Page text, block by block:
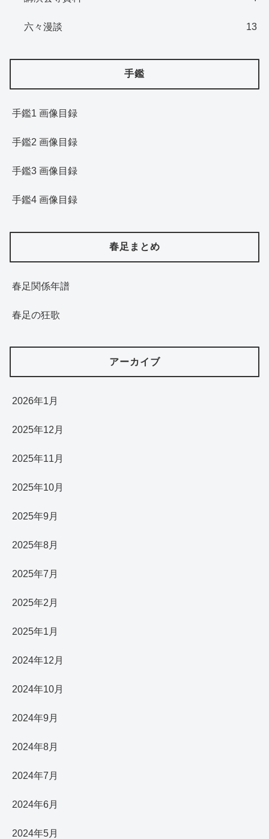
六々漫談 13
手鑑
手鑑1 画像目録
手鑑2 画像目録
手鑑3 画像目録
手鑑4 画像目録
春足まとめ
春足関係年譜
春足の狂歌
アーカイブ
2026年1月
2025年12月
2025年11月
2025年10月
2025年9月
2025年8月
2025年7月
2025年2月
2025年1月
2024年12月
2024年10月
2024年9月
2024年8月
2024年7月
2024年6月
2024年5月